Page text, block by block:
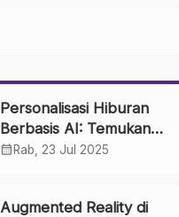
Personalisasi Hiburan
Berbasis AI: Temukan
Tontonan dan Musik
calendar_month Rab, 23 Jul 2025
Augmented Reality di